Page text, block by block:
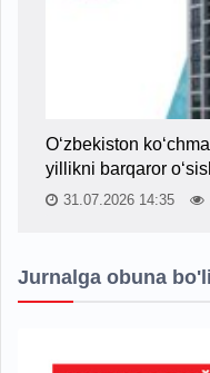
O‘zbekiston
yillikni barqaror
31.07.2026 14:35
Jurnalga obuna